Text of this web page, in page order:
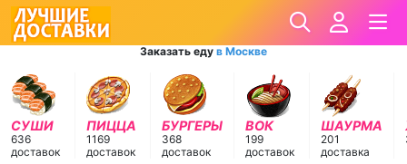
Заказать еду в Москве
СУШИ
636
доставок
ПИЦЦА
1169
доставок
БУРГЕРЫ
368
доставок
ВОК
199
доставок
ШАУРМА
201
доставка